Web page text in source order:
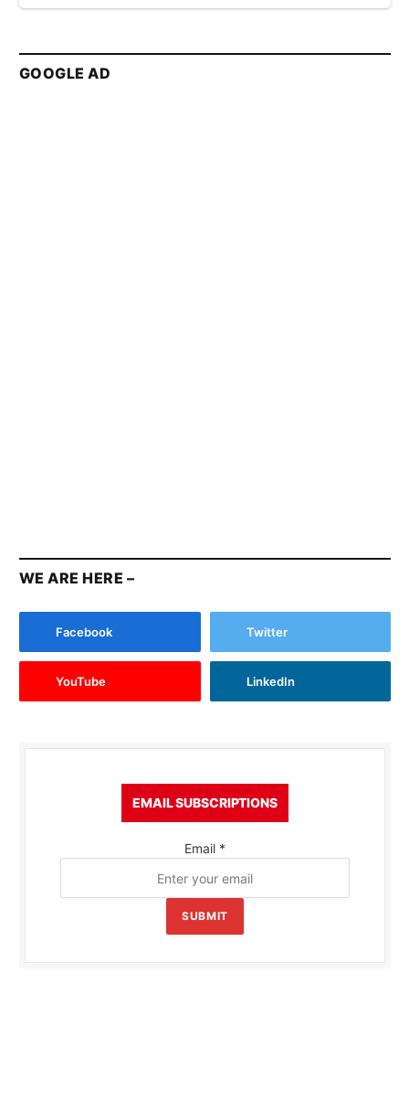
GOOGLE AD
WE ARE HERE –
Facebook Twitter
YouTube LinkedIn
EMAIL SUBSCRIPTIONS
Email *
SUBMIT